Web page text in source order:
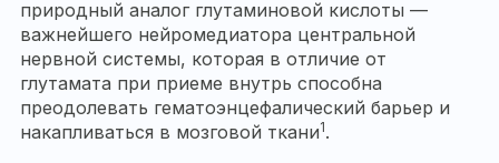
природный аналог глутаминовой кислоты —
важнейшего нейромедиатора центральной
нервной системы, которая в отличие от
глутамата при приеме внутрь способна
преодолевать гематоэнцефалический барьер и
накапливаться в мозговой ткани1.